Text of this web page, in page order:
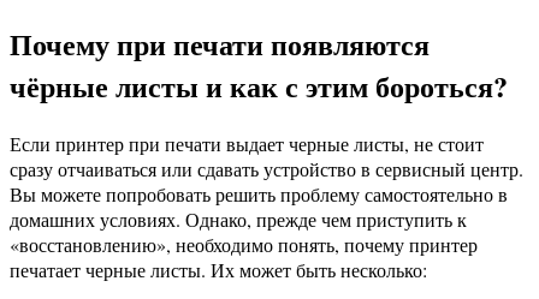
Почему при печати появляются
чёрные листы и как с этим бороться?
Если принтер при печати выдает черные листы, не стоит
сразу отчаиваться или сдавать устройство в сервисный центр.
Вы можете попробовать решить проблему самостоятельно в
домашних условиях. Однако, прежде чем приступить к
«восстановлению», необходимо понять, почему принтер
печатает черные листы. Их может быть несколько: